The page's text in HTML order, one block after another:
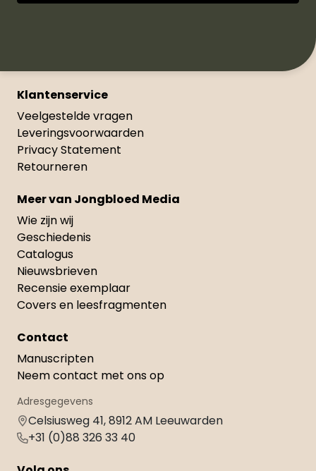
Klantenservice
Veelgestelde vragen
Leveringsvoorwaarden
Privacy Statement
Retourneren
Meer van Jongbloed Media
Wie zijn wij
Geschiedenis
Catalogus
Nieuwsbrieven
Recensie exemplaar
Covers en leesfragmenten
Contact
Manuscripten
Neem contact met ons op
Adresgegevens
Celsiusweg 41, 8912 AM Leeuwarden
+31 (0)88 326 33 40